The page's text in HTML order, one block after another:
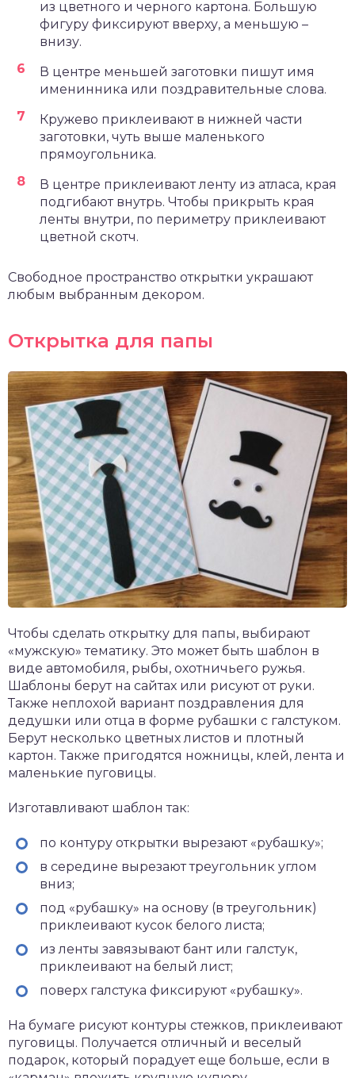
из цветного и черного картона. Большую
фигуру фиксируют вверху, а меньшую –
внизу.
В центре меньшей заготовки пишут имя
именинника или поздравительные слова.
Кружево приклеивают в нижней части
заготовки, чуть выше маленького
прямоугольника.
В центре приклеивают ленту из атласа, края
подгибают внутрь. Чтобы прикрыть края
ленты внутри, по периметру приклеивают
цветной скотч.
Свободное пространство открытки украшают
любым выбранным декором.
Открытка для папы
Чтобы сделать открытку для папы, выбирают
«мужскую» тематику. Это может быть шаблон в
виде автомобиля, рыбы, охотничьего ружья.
Шаблоны берут на сайтах или рисуют от руки.
Также неплохой вариант поздравления для
дедушки или отца в форме рубашки с галстуком.
Берут несколько цветных листов и плотный
картон. Также пригодятся ножницы, клей, лента и
маленькие пуговицы.
Изготавливают шаблон так:
по контуру открытки вырезают «рубашку»;
в середине вырезают треугольник углом
вниз;
под «рубашку» на основу (в треугольник)
приклеивают кусок белого листа;
из ленты завязывают бант или галстук,
приклеивают на белый лист;
поверх галстука фиксируют «рубашку».
На бумаге рисуют контуры стежков, приклеивают
пуговицы. Получается отличный и веселый
подарок, который порадует еще больше, если в